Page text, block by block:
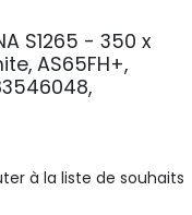
S1265 - 350 x
AS65FH+,
à la liste de souhaits